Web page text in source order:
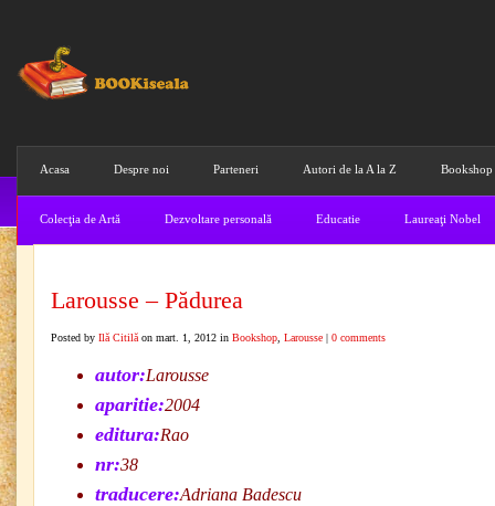
Acasa Despre noi Parteneri Autori de la A la Z Bookshop
Colecţia de Artă Dezvoltare personală Educatie Laureaţi Nobel
Larousse – Pădurea
Posted by Ilă Citilă on mart. 1, 2012 in Bookshop Larousse | 0 comments
autor:Larousse
aparitie:2004
editura:Rao
nr:38
traducere:Adriana Badescu